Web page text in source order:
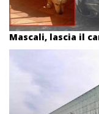
Mascali, lascia il